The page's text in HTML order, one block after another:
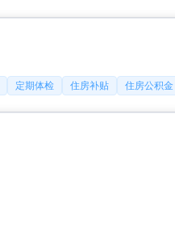
定期体检 住房补贴 住房公积金